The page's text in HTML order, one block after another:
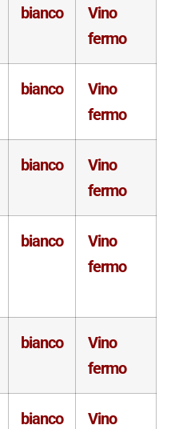
bianco
Vino
fermo
bianco
Vino
fermo
bianco
Vino
fermo
bianco
Vino
fermo
bianco
Vino
fermo
bianco
Vino